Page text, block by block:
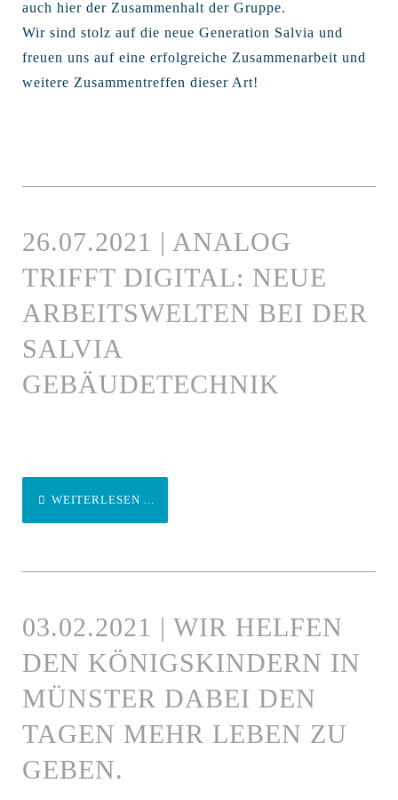
auch hier der Zusammenhalt der Gruppe.
Wir sind stolz auf die neue Generation Salvia und
freuen uns auf eine erfolgreiche Zusammenarbeit und
weitere Zusammentreffen dieser Art!
26.07.2021 | ANALOG
TRIFFT DIGITAL: NEUE
ARBEITSWELTEN BEI DER
SALVIA
GEBÄUDETECHNIK
WEITERLESEN ...
03.02.2021 | WIR HELFEN
DEN KÖNIGSKINDERN IN
MÜNSTER DABEI DEN
TAGEN MEHR LEBEN ZU
GEBEN.